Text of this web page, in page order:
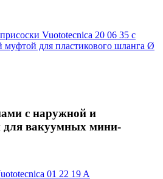
с наружной и
для вакуумных мини-